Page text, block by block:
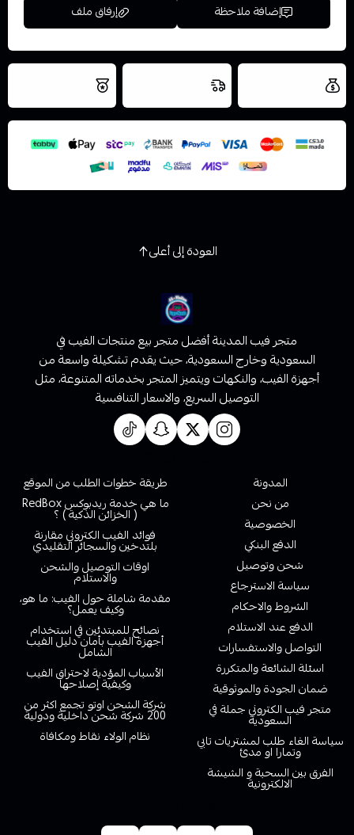
إضافة ملاحظة إرفاق ملف
اسحب و افلت الملف هنا
استعراض
نتميز بلجودة
العودة إلى أعلى
متجر فيب المدينة أفضل متجر بيع منتجات الفيب في
السعودية وخارج السعودية، حيث يقدم تشكيلة واسعة من
أجهزة الفيب، والنكهات ويتميز المتجر بخدماته المتنوعة، مثل
التوصيل السريع، والاسعار التنافسية
المدونة
من نحن
الخصوصية
الدفع البنكي
شحن وتوصيل
سياسة الاسترجاع
الشروط والاحكام
الدفع عند الاستلام
التواصل والاستفسارات
اسئلة الشائعة والمتكررة
ضمان الجودة والموثوقية
متجر فيب الكتروني جملة في
السعودية
سياسة الغاء طلب لمشتريات تابي
وتمارا او مدئ
الفرق بين السحبة و الشيشة
الالكترونية
طريقة خطوات الطلب من الموقع
ما هي خدمة ريدبوكس RedBox
( الخزائن الذكية ) ؟
فوائد الفيب الكتروني مقارنة
بلتدخين والسجائر التقليدي
اوقات التوصيل والشحن
والاستلام
مقدمة شاملة حول الفيب: ما هو،
وكيف يعمل؟
نصائح للمبتدئين في استخدام
أجهزة الفيب بأمان دليل الفيب
الشامل
الأسباب المؤدية لاحتراق الفيب
وكيفية إصلاحها
شركة الشحن اوتو تجمع اكثر من
200 شركة شحن داخلية ودولية
نظام الولاء نقاط ومكافاة